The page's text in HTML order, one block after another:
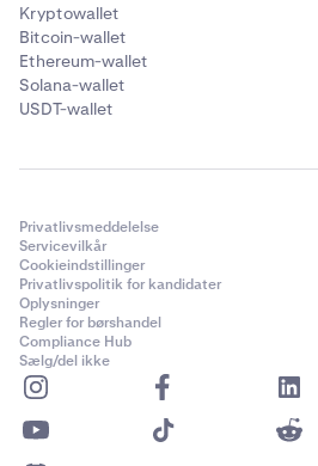
Kryptowallet
Bitcoin-wallet
Ethereum-wallet
Solana-wallet
USDT-wallet
Privatlivsmeddelelse
Servicevilkår
Cookieindstillinger
Privatlivspolitik for kandidater
Oplysninger
Regler for børshandel
Compliance Hub
Sælg/del ikke